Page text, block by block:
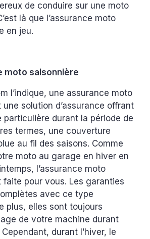
de conduire sur une moto
là que l’assurance moto
en jeu.
moto saisonnière
l’indique, une assurance moto
solution d’assurance offrant
particulière durant la période de
termes, une couverture
au fil des saisons. Comme
moto au garage en hiver en
l’assurance moto
faite pour vous. Les garanties
avec ce type
plus, elles sont toujours
de votre machine durant
durant l’hiver, le